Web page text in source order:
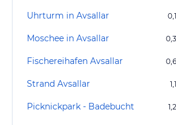
Uhrturm in Avsallar 0,1
Moschee in Avsallar 0,3
Fischereihafen Avsallar 0,6
Strand Avsallar 1,1
Picknickpark - Badebucht 1,2